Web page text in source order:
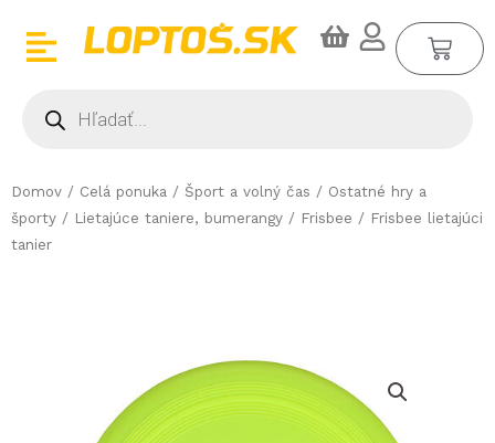
Domov / Celá ponuka / Šport a volný čas / Ostatné hry a
športy / Lietajúce taniere, bumerangy / Frisbee / Frisbee lietajúci
tanier